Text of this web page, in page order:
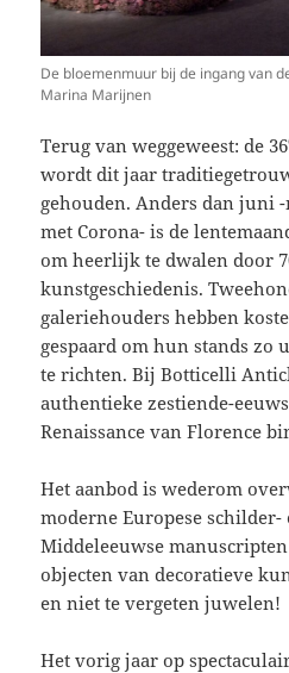
De bloemenmuur bij de ingang van
Marina Marijnen
Terug van weggeweest: de 36
wordt dit jaar
gehouden. Anders dan juni
met Corona- is de
om heerlijk te dwalen door
kunstgeschiedenis.
galeriehouders hebben
gespaard om hun stands
te richten. Bij Botticelli
authentieke zestiende-
Renaissance van Florence
Het aanbod is wederom
moderne Europese
Middeleeuwse
objecten van decoratieve
en niet te vergeten juwelen!
Het vorig jaar op